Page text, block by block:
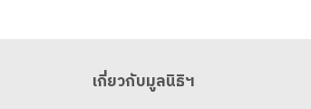
เกี่ยวกับมูลนิธิฯ